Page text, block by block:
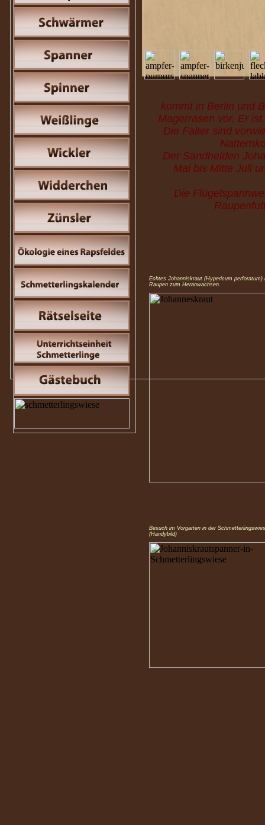
kommt in Berlin und
Magerrasen vor. Er
Die Falter sind
Der Sandheiden
Mai bis Mitte Juli
Die
Echtes Johanniskraut (Hypericum perforatum)
Raupen zum Heranwachsen.
Besuch im Vorgarten in der
(Handybild)